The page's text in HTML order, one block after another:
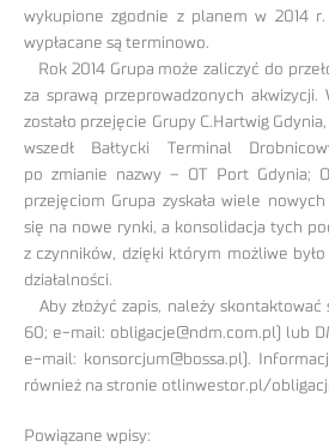
wykupione zgodnie z planem w 2014
wypłacane są terminowo.
Rok 2014 Grupa może zaliczyć do
za sprawą przeprowadzonych akwizycji.
zostało przejęcie Grupy C.Hartwig Gdynia,
wszedł Bałtycki Terminal
po zmianie nazwy – OT Port Gdynia;
przejęciom Grupa zyskała wiele
się na nowe rynki, a konsolidacja tych
z czynników, dzięki którym możliwe
działalności.
Aby złożyć zapis, należy skontaktować
60; e-mail: obligacje@ndm.com.pl) lub
e-mail: konsorcjum@bossa.pl).
również na stronie otlinwestor.pl/
Powiązane wpisy: